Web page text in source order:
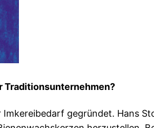
Traditionsunternehmen?
gegründet. Hans